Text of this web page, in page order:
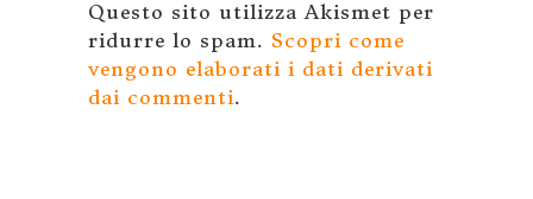
Questo sito utilizza Akismet per
ridurre lo spam. Scopri come
vengono elaborati i dati derivati
dai commenti.